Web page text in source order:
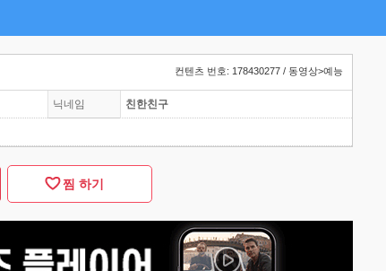
컨텐츠 번호: 178430277 / 동영상>예능
닉네임 친한친구
찜 하기